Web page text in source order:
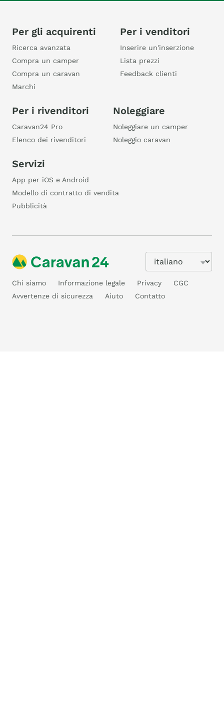
Per gli acquirenti
Ricerca avanzata
Compra un camper
Compra un caravan
Marchi
Per i venditori
Inserire un'inserzione
Lista prezzi
Feedback clienti
Per i rivenditori
Caravan24 Pro
Elenco dei rivenditori
Noleggiare
Noleggiare un camper
Noleggio caravan
Servizi
App per iOS e Android
Modello di contratto di vendita
Pubblicità
Chi siamo Informazione legale Privacy
CGC
Avvertenze di sicurezza
Aiuto Contatto